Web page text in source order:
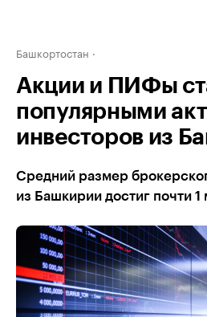
Башкортостан
Акции и ПИФы
популярными
инвесторов из
Средний размер
из Башкирии достиг почти 1